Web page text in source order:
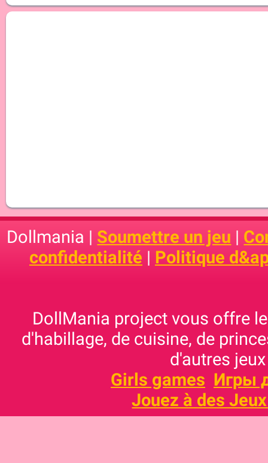
Dollmania | Soumettre un jeu |
confidentialité | Politique
DollMania project vous offre
d'habillage, de cuisine, de
d'autres
Girls games Игры
Jouez à des